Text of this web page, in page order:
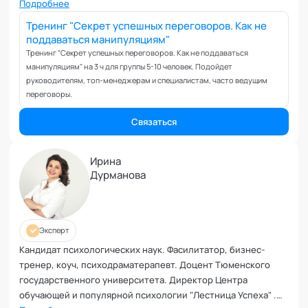
Возрастные кризисы
Воспитание
Депрессия
Долголетие и качество жизни
Дыхательные практики
Зависимости
Защита от манипуляций
Карьерная стратегия
Клиентский менеджмент
Когнитивные способности
Командное лидерство
Коммуникационная стратегия
Коммуникация в команде
Корпоративная антропология
Корпоративная культура и этика
Подробнее
Тренинг "Секрет успешных переговоров. Как не
поддаваться манипуляциям"
Тренинг "Секрет успешных переговоров. Как не поддаваться
манипуляциям" на 3 ч для группы 5-10 человек. Подойдет
руководителям, топ-менеджерам и специалистам, часто ведущим
переговоры.
Связаться
Ирина
Дурманова
Эксперт
Кандидат психологических наук. Фасилитатор, бизнес-
тренер, коуч, психодраматерапевт. Доцент Тюменского
государственного университета. Директор Центра
обучающей и популярной психологии "Лестница Успеха" .